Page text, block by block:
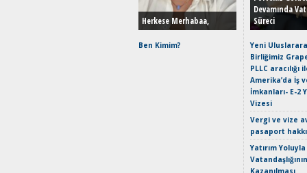
Herkese Merhabaa,
Ben Kimim?
Devamında
Süreci
Yeni
Birliğimiz
PLLC aracılığı
Amerika’da İş
İmkanları- E-2
Vizesi
Vergi ve vize
pasaport
Yatırım
Vatandaşlığının
Kazanılması